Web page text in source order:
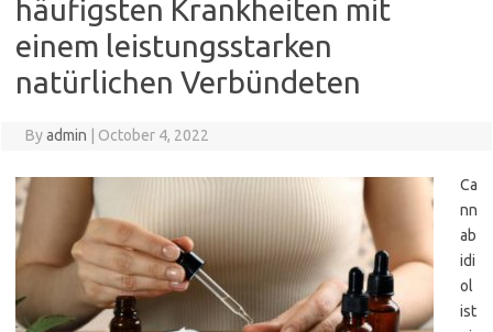
häufigsten Krankheiten mit
einem leistungsstarken
natürlichen Verbündeten
Byadmin October 4, 2022
Ca
nn
ab
idi
ol
ist